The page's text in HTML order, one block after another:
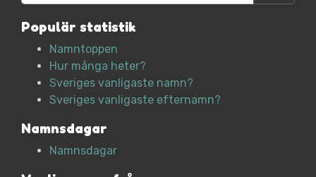
Populär statistik
Namntoppen
Hur många heter?
Sveriges vanligaste namn?
Sveriges vanligaste efternamn?
Namnsdagar
Namnsdagar